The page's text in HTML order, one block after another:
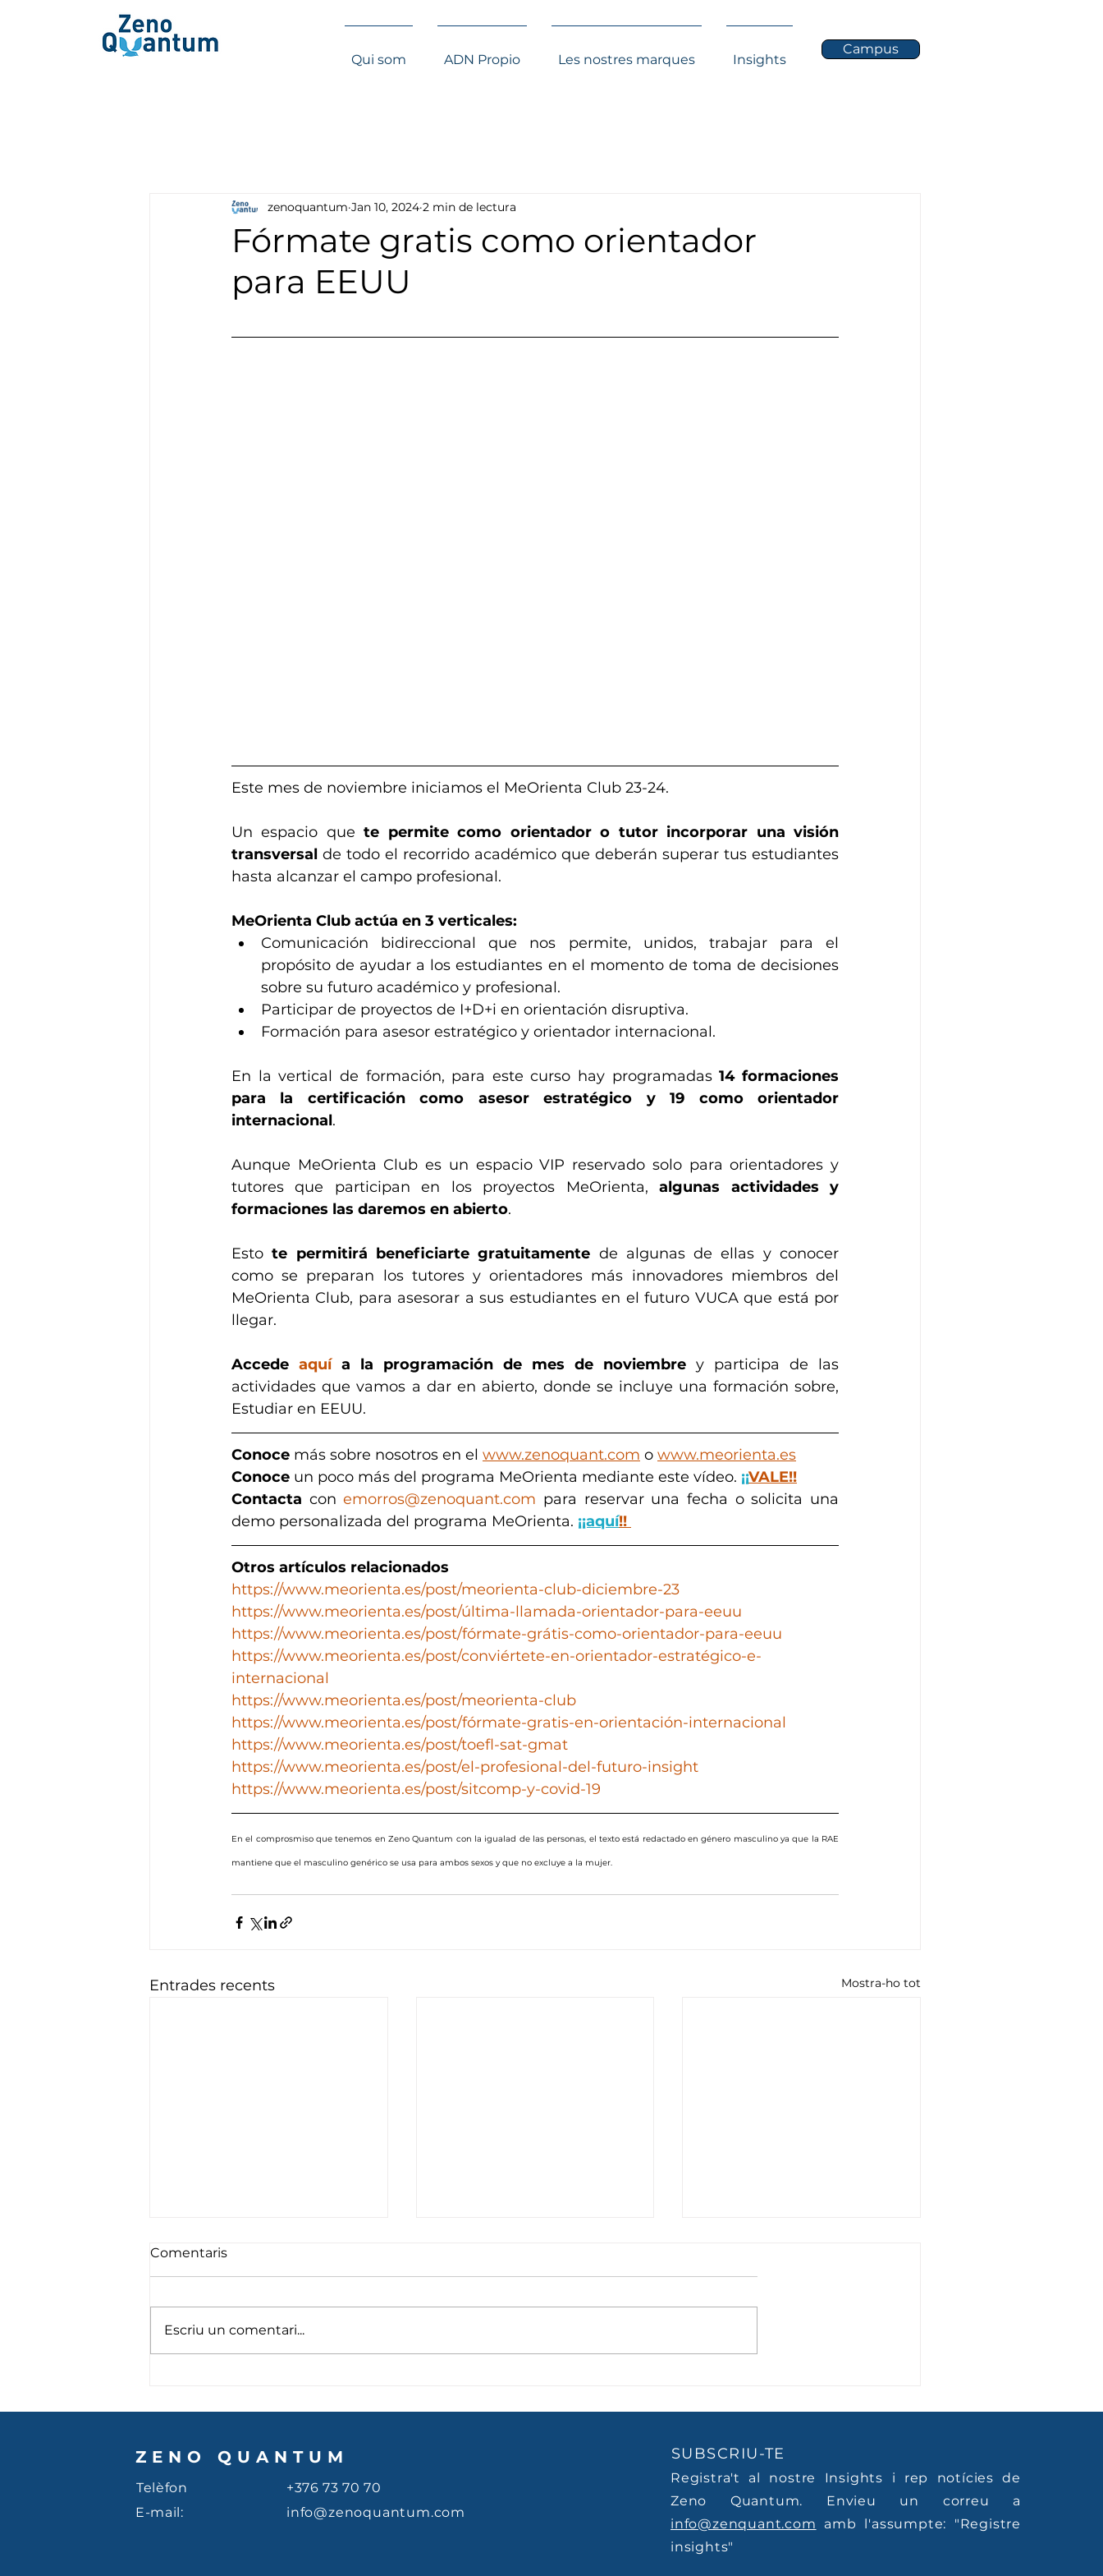
Qui som ADN Propio Les nostres marques Insights
Campus
Fórmate gratis como orientador
para EEUU
zenoquantum Jan 10, 2024 2 min de lectura
Este mes de noviembre iniciamos el MeOrienta Club 23-24.
Un espacio que te permite como orientador o tutor incorporar una visión
transversal de todo el recorrido académico que deberán superar tus estudiantes
hasta alcanzar el campo profesional.
MeOrienta Club actúa en 3 verticales:
Comunicación bidireccional que nos permite, unidos, trabajar para el
propósito de ayudar a los estudiantes en el momento de toma de decisiones
sobre su futuro académico y profesional.
Participar de proyectos de I+D+i en orientación disruptiva.
Formación para asesor estratégico y orientador internacional.
En la vertical de formación, para este curso hay programadas 14 formaciones
para la certificación como asesor estratégico y 19 como orientador
internacional.
Aunque MeOrienta Club es un espacio VIP reservado solo para orientadores y
tutores que participan en los proyectos MeOrienta, algunas actividades y
formaciones las daremos en abierto.
Esto te permitirá beneficiarte gratuitamente de algunas de ellas y conocer
como se preparan los tutores y orientadores más innovadores miembros del
MeOrienta Club, para asesorar a sus estudiantes en el futuro VUCA que está por
llegar.
Accede aquí a la programación de mes de noviembre y participa de las
actividades que vamos a dar en abierto, donde se incluye una formación sobre,
Estudiar en EEUU.
Conoce más sobre nosotros en el www.zenoquant.com o www.meorienta.es
Conoce un poco más del programa MeOrienta mediante este vídeo. ¡¡VALE!!
Contacta con emorros@zenoquant.com para reservar una fecha o solicita una
demo personalizada del programa MeOrienta. ¡¡aquí!!
Otros artículos relacionados
https://www.meorienta.es/post/meorienta-club-diciembre-23
https://www.meorienta.es/post/última-llamada-orientador-para-eeuu
https://www.meorienta.es/post/fórmate-grátis-como-orientador-para-eeuu
https://www.meorienta.es/post/conviértete-en-orientador-estratégico-e-
internacional
https://www.meorienta.es/post/meorienta-club
https://www.meorienta.es/post/fórmate-gratis-en-orientación-internacional
https://www.meorienta.es/post/toefl-sat-gmat
https://www.meorienta.es/post/el-profesional-del-futuro-insight
https://www.meorienta.es/post/sitcomp-y-covid-19
En el comprosmiso que tenemos en Zeno Quantum con la igualad de las personas, el texto está redactado en género masculino ya que la RAE
mantiene que el masculino genérico se usa para ambos sexos y que no excluye a la mujer.
Entrades recents Mostra-ho tot
Fins setembre
creure.
Comentaris
Escriu un comentari...
ZENO QUANTUM
Telèfon
+376 73 70 70
E-mail:
info@zenoquantum.com
SUBSCRIU-TE
Registra't al nostre Insights i rep notícies de
Zeno Quantum. Envieu un correu a
info@zenquant.com amb l'assumpte: "Registre
insights"